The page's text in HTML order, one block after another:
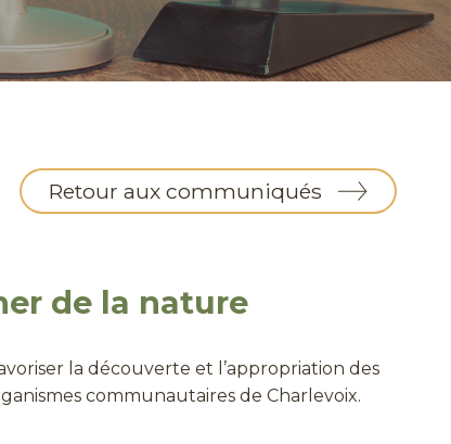
Retour aux communiqués
de la nature
la découverte et l’appropriation des
communautaires de Charlevoix.